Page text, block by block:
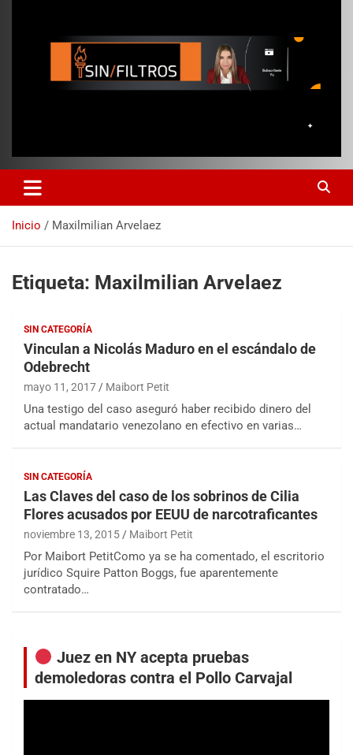
Inicio Maxilmilian Arvelaez
Etiqueta: Maxilmilian Arvelaez
SIN CATEGORÍA
Vinculan a Nicolás Maduro en el escándalo de
Odebrecht
mayo 11, 2017 Maibort Petit
Una testigo del caso aseguró haber recibido dinero del
actual mandatario venezolano en efectivo en varias…
SIN CATEGORÍA
Las Claves del caso de los sobrinos de Cilia
Flores acusados por EEUU de narcotraficantes
noviembre 13, 2015 Maibort Petit
Por Maibort PetitComo ya se ha comentado, el escritorio
jurídico Squire Patton Boggs, fue aparentemente
contratado…
Juez en NY acepta pruebas
demoledoras contra el Pollo Carvajal